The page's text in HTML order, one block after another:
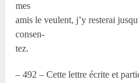
mes
amis le veulent, j’y resterai
consen-
tez.
– 492 – Cette lettre écrite et